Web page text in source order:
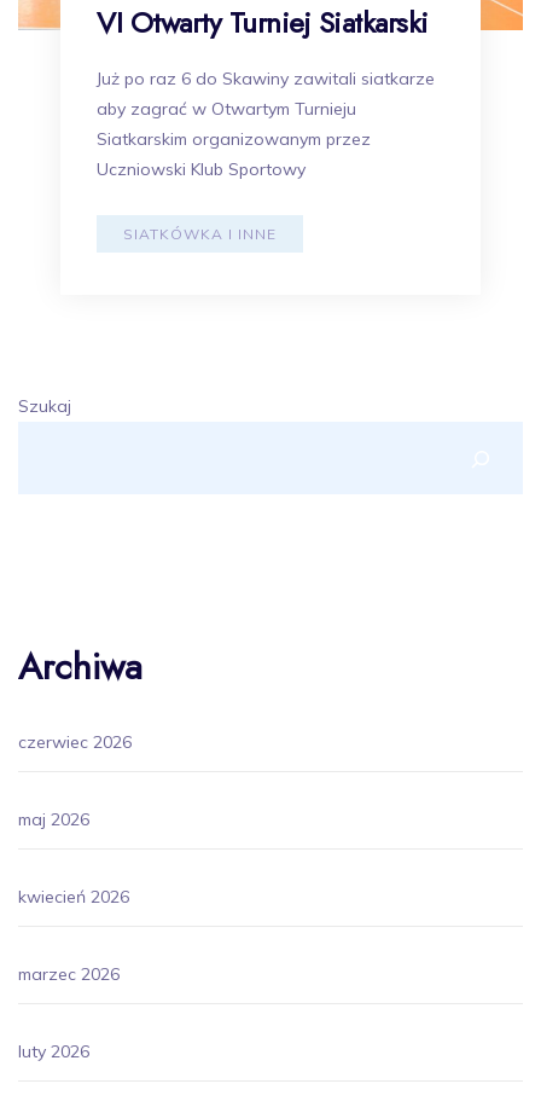
VI Otwarty Turniej Siatkarski
Już po raz 6 do Skawiny zawitali siatkarze
aby zagrać w Otwartym Turnieju
Siatkarskim organizowanym przez
Uczniowski Klub Sportowy
SIATKÓWKA I INNE
Szukaj
Archiwa
czerwiec 2026
maj 2026
kwiecień 2026
marzec 2026
luty 2026